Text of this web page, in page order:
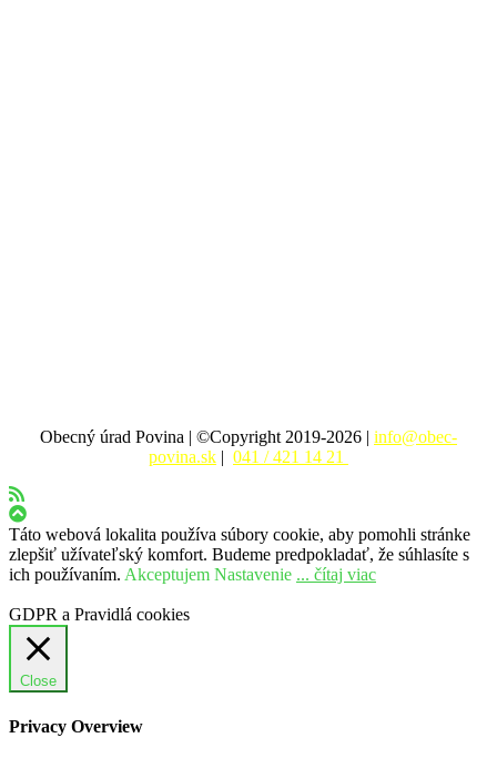
Obecný úrad Povina | ©Copyright 2019-2026 | info@obec-
povina.sk | 041 / 421 14 21
Táto webová lokalita používa súbory cookie, aby pomohli stránke
zlepšiť užívateľský komfort. Budeme predpokladať, že súhlasíte s
ich používaním. Akceptujem Nastavenie ... čítaj viac
GDPR a Pravidlá cookies
Close
Privacy Overview